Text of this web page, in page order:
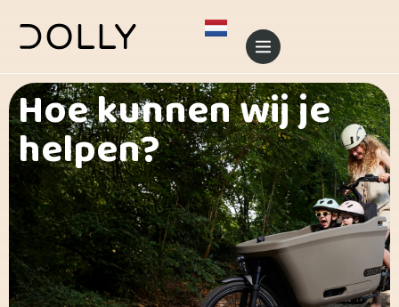
Hoe kunnen wij je
helpen?